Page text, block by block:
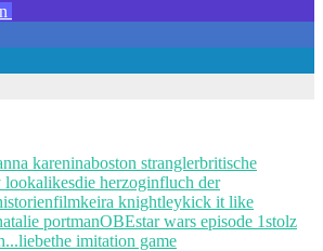
kareninaboston stranglerbritische
lookalikesdie herzoginfluch der
keira knightleykick it like
portmanOBEstar wars episode 1stolz
the imitation game